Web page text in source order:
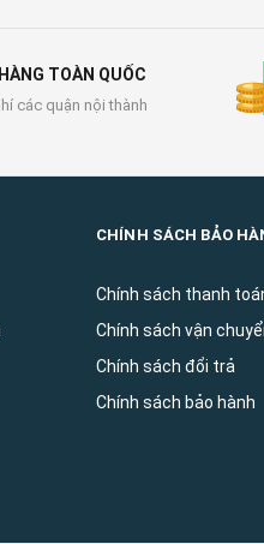
TOÀN QUỐC
các quận nội thành
CHÍNH SÁCH BẢO
Chính sách thanh
Chính sách vận
Chính sách đổi trả
Chính sách bảo hành